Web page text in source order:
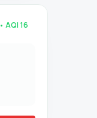
• AQI 16